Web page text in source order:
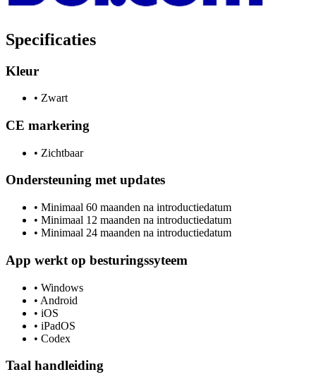
Specificaties
Kleur
• Zwart
CE markering
• Zichtbaar
Ondersteuning met updates
• Minimaal 60 maanden na introductiedatum
• Minimaal 12 maanden na introductiedatum
• Minimaal 24 maanden na introductiedatum
App werkt op besturingssyteem
• Windows
• Android
• iOS
• iPadOS
• Codex
Taal handleiding